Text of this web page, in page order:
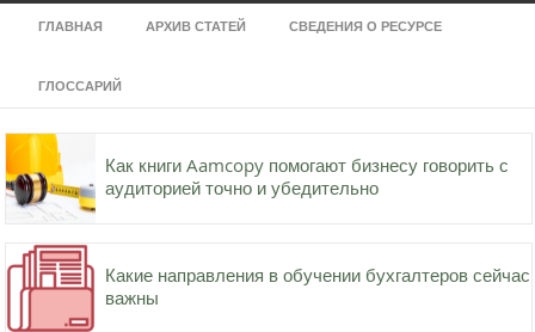
ГЛАВНАЯ АРХИВ СТАТЕЙ СВЕДЕНИЯ О РЕСУРСЕ
ГЛОССАРИЙ
Как книги Aamcopy помогают бизнесу говорить с
аудиторией точно и убедительно
Какие направления в обучении бухгалтеров сейчас
важны